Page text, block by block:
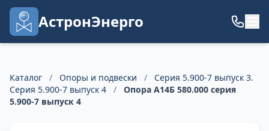
АстронЭнерго
Каталог / Опоры и подвески /
Серия 5.900-7 выпуск 3.
Серия 5.900-7 выпуск 4
/
Опора А14Б 580.000 серия
5.900-7 выпуск 4